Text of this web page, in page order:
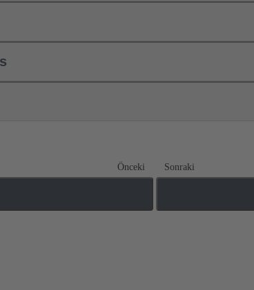
Önceki Sonraki